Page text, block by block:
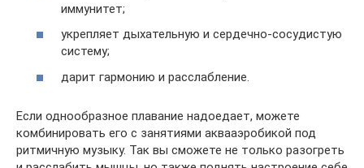
иммунитет;
укрепляет дыхательную и сердечно-сосудистую
систему;
дарит гармонию и расслабление.
Если однообразное плавание надоедает, можете
комбинировать его с занятиями аквааэробикой под
ритмичную музыку. Так вы сможете не только разогреть